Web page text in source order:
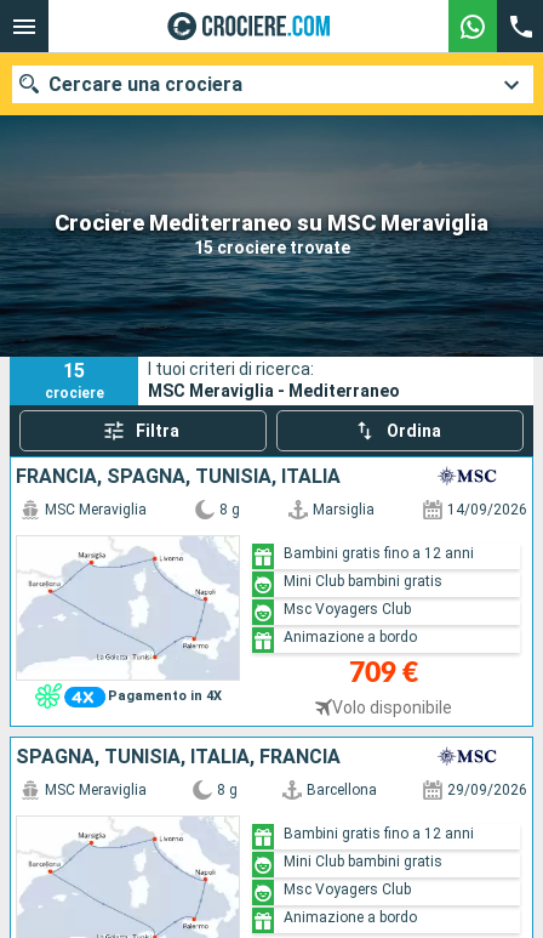
Crociere Mediterraneo su MSC Meraviglia
15 crociere trovate
Cercare una crociera
Le nostre destinazioni
Mesi di partenza
Porti Compagnie
Ricerca
15
crociere
I tuoi criteri di ricerca:
MSC Meraviglia - Mediterraneo
Filtra Ordina
FRANCIA, SPAGNA, TUNISIA, ITALIA
Pagamento in 4X
MSC Meraviglia 8 g Marsiglia 14/09/2026
709 €
Volo disponibile
Bambini gratis fino a 12 anni
Mini Club bambini gratis
Msc Voyagers Club
Animazione a bordo
SPAGNA, TUNISIA, ITALIA, FRANCIA
MSC Meraviglia 8 g Barcellona 29/09/2026
Bambini gratis fino a 12 anni
Mini Club bambini gratis
Msc Voyagers Club
Animazione a bordo